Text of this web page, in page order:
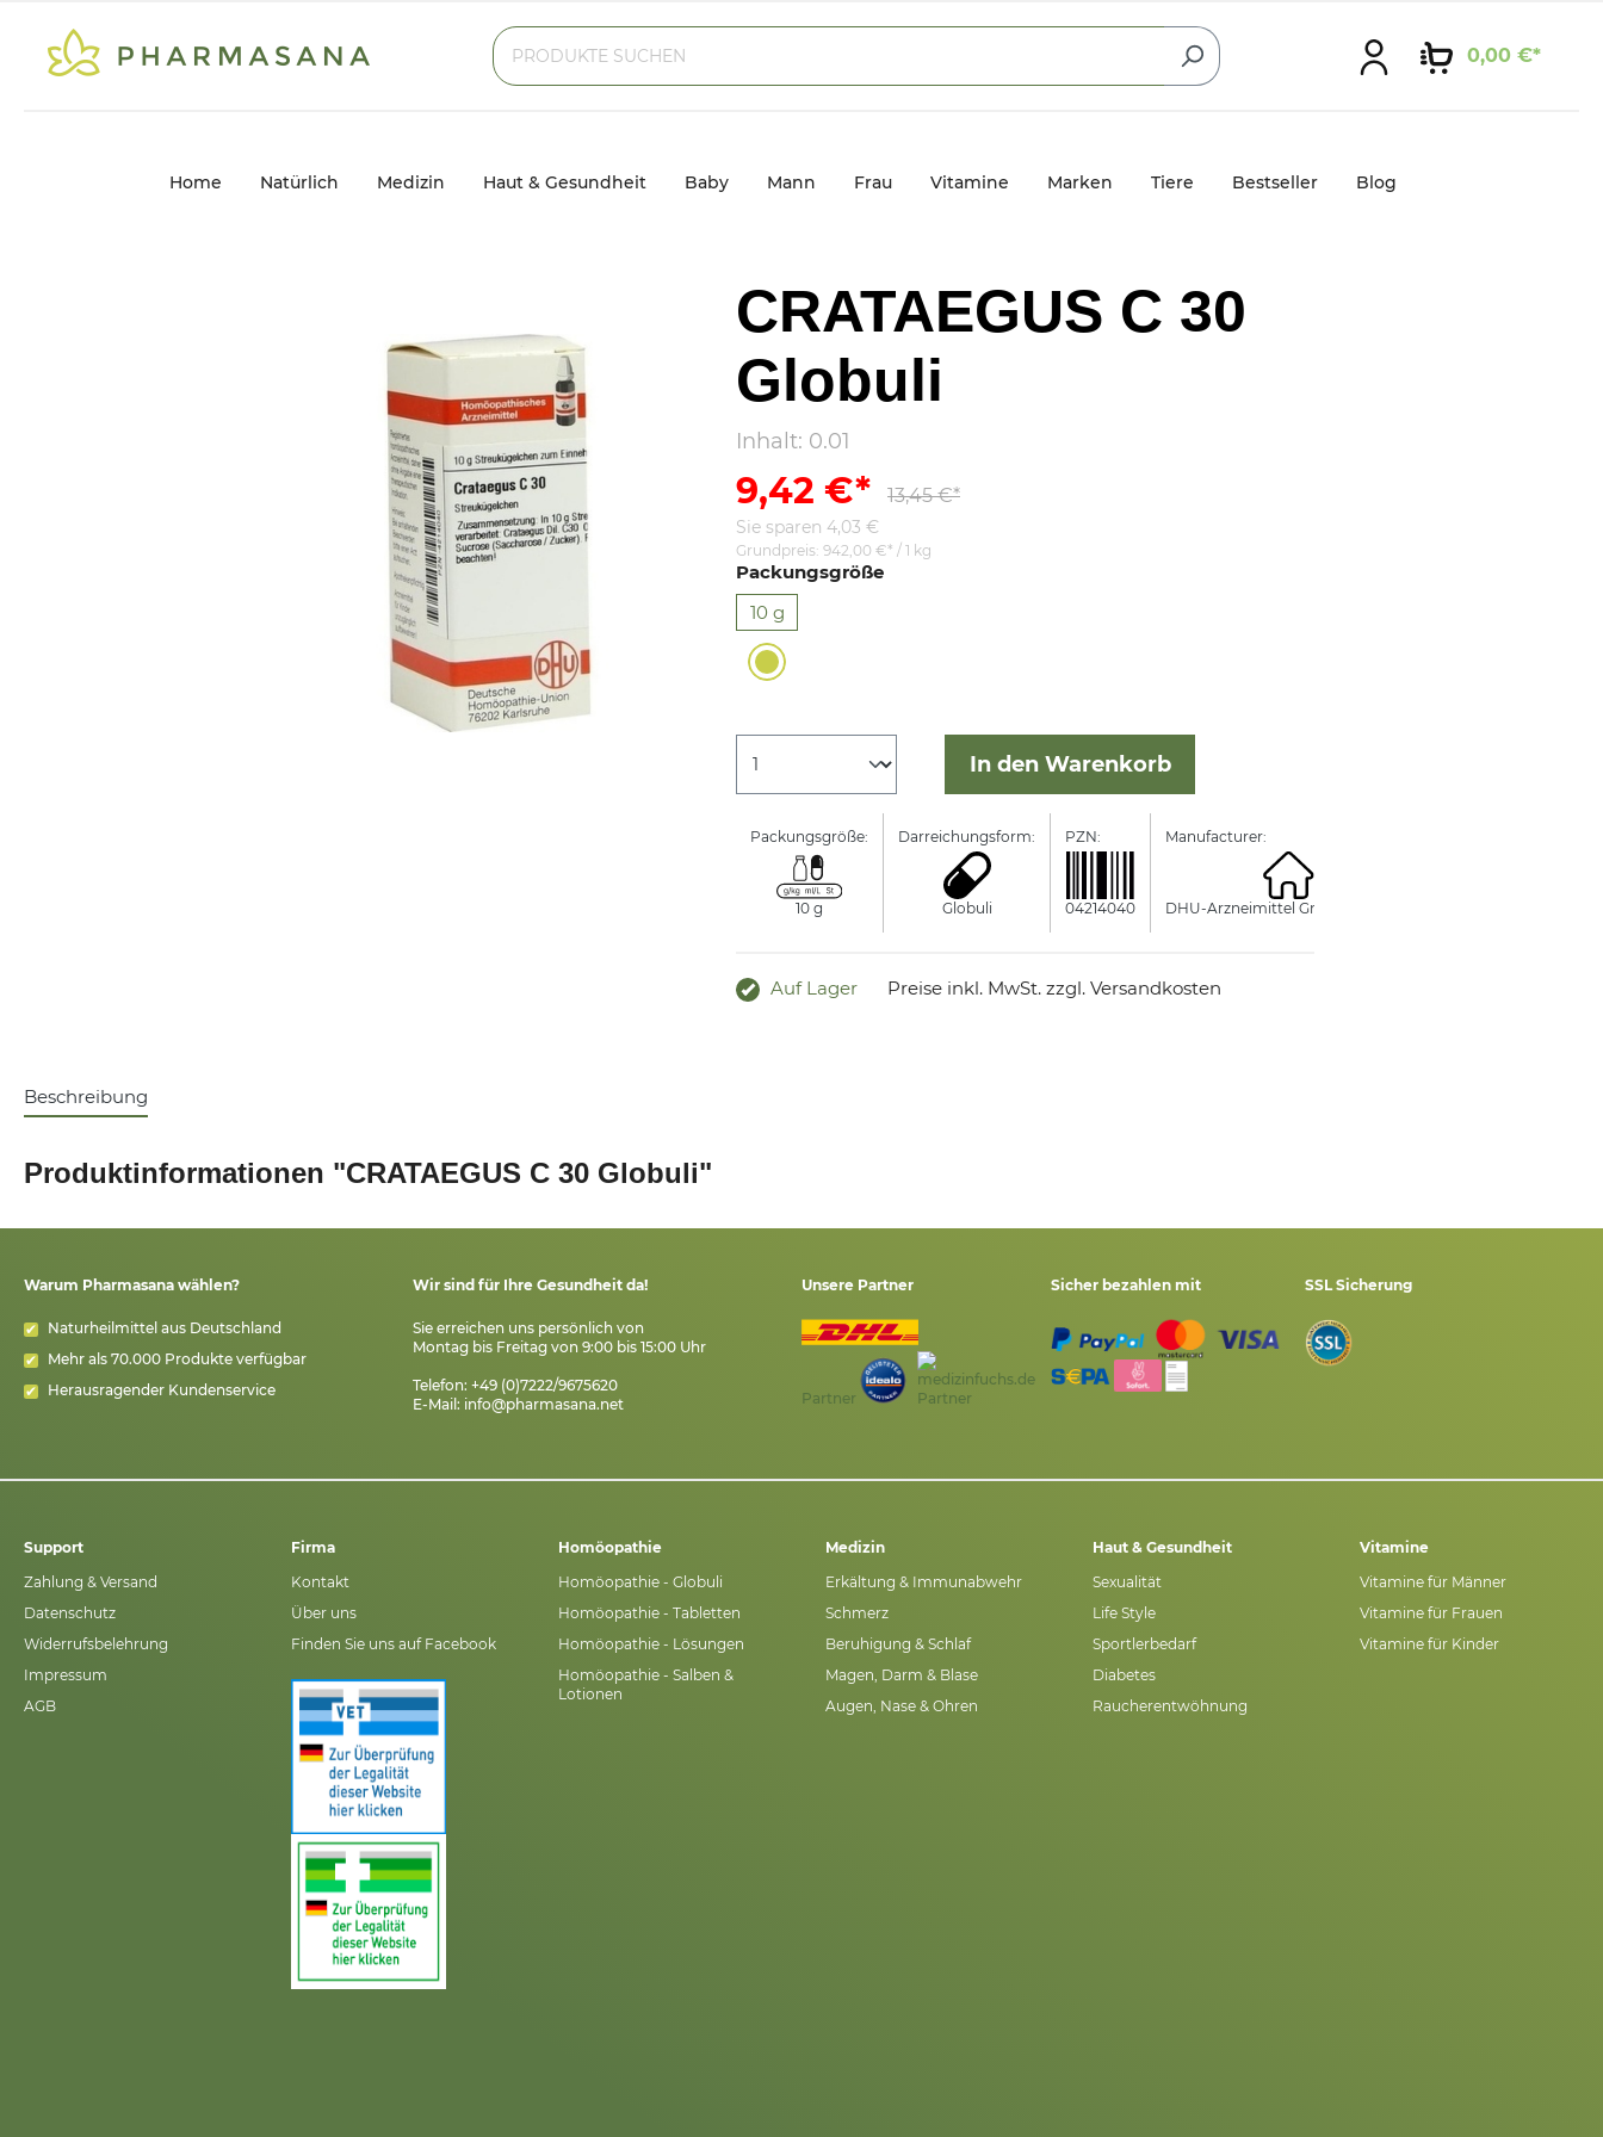
0,00 €*
Home Natürlich Medizin Haut & Gesundheit Baby Mann Frau Vitamine Marken Tiere Bestseller Blog
CRATAEGUS C 30
Globuli
Inhalt: 0.01
9,42 €* 13,45 €*
Sie sparen 4,03 €
Grundpreis: 942,00 €* / 1 kg
Packungsgröße
10 g
In den Warenkorb
Packungsgröße:
10 g
Darreichungsform:
Globuli
PZN:
04214040
Manufacturer:
DHU-Arzneimittel GmbH & Co. KG
Auf Lager Preise inkl. MwSt. zzgl. Versandkosten
Beschreibung
Produktinformationen "CRATAEGUS C 30 Globuli"
Warum Pharmasana wählen?
Naturheilmittel aus Deutschland
Mehr als 70.000 Produkte verfügbar
Herausragender Kundenservice
Wir sind für Ihre Gesundheit da!
Sie erreichen uns persönlich von
Montag bis Freitag von 9:00 bis 15:00 Uhr
Telefon: +49 (0)7222/9675620
E-Mail: info@pharmasana.net
Unsere Partner
Partner
Sicher bezahlen mit SSL Sicherung
Support
Zahlung & Versand
Datenschutz
Widerrufsbelehrung
Impressum
AGB
Firma
Kontakt
Über uns
Finden Sie uns auf Facebook
Homöopathie
Homöopathie - Globuli
Homöopathie - Tabletten
Homöopathie - Lösungen
Homöopathie - Salben &
Lotionen
Medizin
Erkältung & Immunabwehr
Schmerz
Beruhigung & Schlaf
Magen, Darm & Blase
Augen, Nase & Ohren
Haut & Gesundheit
Sexualität
Life Style
Sportlerbedarf
Diabetes
Raucherentwöhnung
Vitamine
Vitamine für Männer
Vitamine für Frauen
Vitamine für Kinder